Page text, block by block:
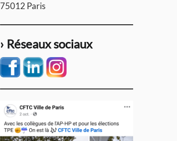
75012 Paris
› Réseaux sociaux